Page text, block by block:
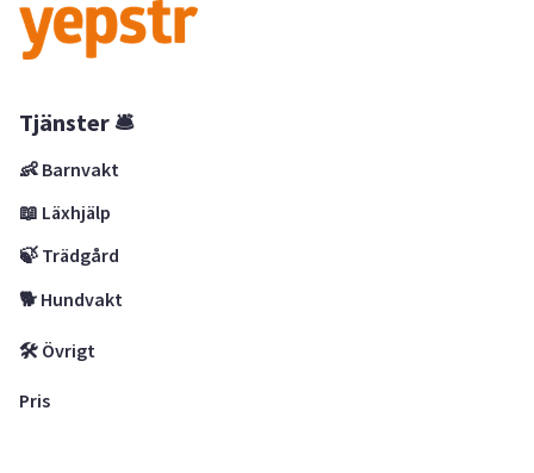
Tjänster 🛎
👶 Barnvakt
📖 Läxhjälp
🍃 Trädgård
🐕 Hundvakt
🛠 Övrigt
Pris